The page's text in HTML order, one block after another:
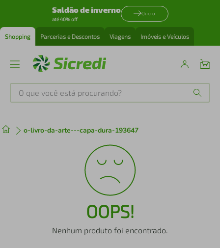
Saldão de inverno
até 40% off
Quero
Shopping Parcerias e Descontos Viagens Imóveis e Veículos
O que você está procurando?
o-livro-da-arte---capa-dura-193647
OOPS!
Nenhum produto foi encontrado.